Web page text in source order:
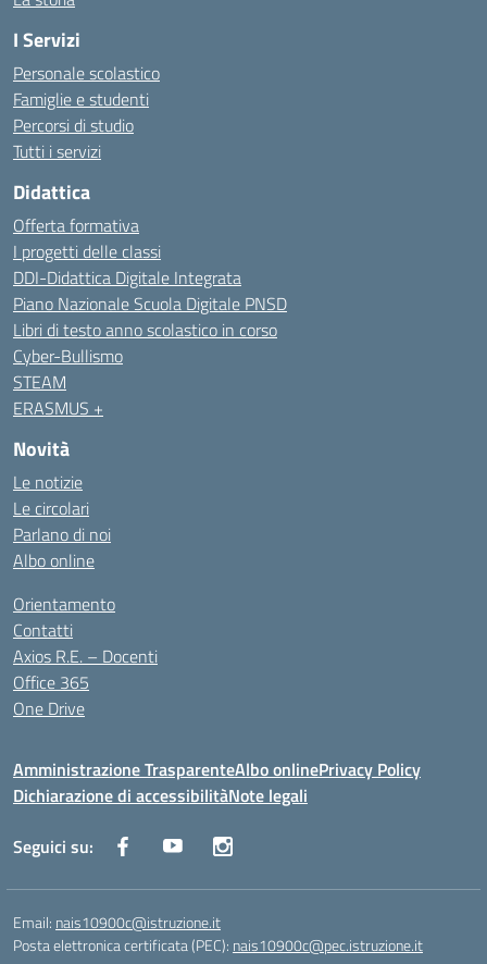
I Servizi
Personale scolastico
Famiglie e studenti
Percorsi di studio
Tutti i servizi
Didattica
Offerta formativa
I progetti delle classi
DDI-Didattica Digitale Integrata
Piano Nazionale Scuola Digitale PNSD
Libri di testo anno scolastico in corso
Cyber-Bullismo
STEAM
ERASMUS +
Novità
Le notizie
Le circolari
Parlano di noi
Albo online
Orientamento
Contatti
Axios R.E. – Docenti
Office 365
One Drive
Amministrazione TrasparenteAlbo onlinePrivacy Policy
Dichiarazione di accessibilitàNote legali
Seguici su:
Email: nais10900c@istruzione.it
Posta elettronica certificata (PEC): nais10900c@pec.istruzione.it